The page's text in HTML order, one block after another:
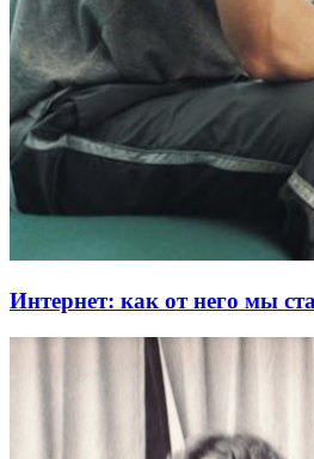
Интернет: как от него мы